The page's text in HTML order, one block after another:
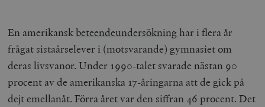
En amerikansk beteendeundersökninghar i flera år
frågat sistaårselever i (motsvarande) gymnasiet om
deras livsvanor. Under 1990-talet svarade nästan 90
procent av de amerikanska 17-åringarna att de gick på
dejt emellanåt. Förra året var den siffran 46 procent. Det